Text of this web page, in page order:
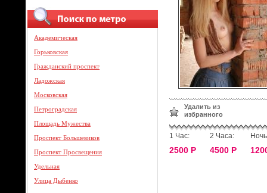
Академическая
Горьковская
Гражданский проспект
Ладожская
Московская
Петроградская
Площадь Мужества
Проспект Большевиков
Проспект Просвещения
Удельная
Улица Дыбенко
Удалить из
избранного
1 Час:
2500 Р
2 Часа:
4500 Р